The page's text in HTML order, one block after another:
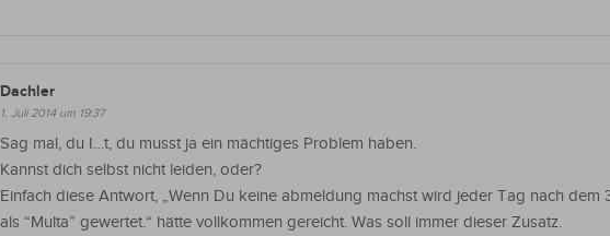
Dachler
1. Juli 2014 um 19:37
Sag mal, du I…t, du musst ja ein mächtiges Problem haben.
Kannst dich selbst nicht leiden, oder?
Einfach diese Antwort, „Wenn Du keine abmeldung machst wird jeder Tag nach dem
als “Multa” gewertet.“ hätte vollkommen gereicht. Was soll immer dieser Zusatz.